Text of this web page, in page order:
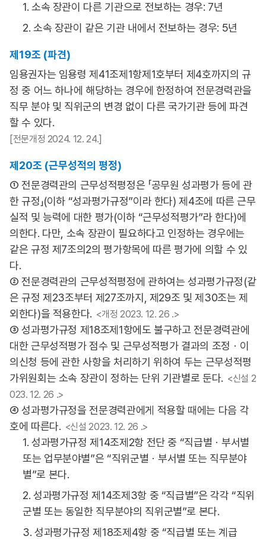
1. 소속 장관이 다른 기관으로 전보하는 경우: 7년
2. 소속 장관이 같은 기관 내에서 전보하는 경우: 5년
제19조 (파견)
임용권자는 임용령 제41조제1항제1호부터 제4호까지의 규
정 중 어느 하나에 해당하는 경우에 한정하여 전문경력관을
직무 분야 및 직위군의 변경 없이 다른 국가기관 등에 파견
할 수 있다.
[전문개정 2024. 12. 24.]
제20조 (근무성적의 평정)
① 전문경력관의 근무성적평정은 「공무원 성과평가 등에 관
한 규정」(이하 “성과평가규정”이라 한다) 제4조에 따른 근무
실적 및 능력에 대한 평가(이하 “근무성적평가”라 한다)에
의한다. 다만, 소속 장관이 필요하다고 인정하는 경우에는
같은 규정 제7조의2의 평가항목에 따른 평가에 의할 수 있
다.
② 전문경력관의 근무성적평정에 관하여는 성과평가규정(같
은 규정 제23조부터 제27조까지, 제29조 및 제30조는 제
외한다)을 적용한다. <개정 2023. 12. 26 .>
③ 성과평가규정 제18조제1항에도 불구하고 전문경력관에
대한 근무성적평가 점수 및 근무성적평가 결과의 조정ㆍ이
의신청 등에 관한 사항을 처리하기 위하여 두는 근무성적평
가위원회는 소속 장관이 정하는 단위 기관별로 둔다. <신설 2
023. 12. 26 .>
④ 성과평가규정을 전문경력관에게 적용할 때에는 다음 각
호에 따른다. <신설 2023. 12. 26 .>
1. 성과평가규정 제14조제2항 전단 중 “직급별ㆍ부서별
또는 업무분야별”은 “직위군별ㆍ부서별 또는 직무분야
별”로 본다.
2. 성과평가규정 제14조제3항 중 “직급별”은 각각 “직위
군별 또는 동일한 직무분야의 직위군별”로 본다.
3. 성과평가규정 제18조제4항 중 “직급별 또는 계급